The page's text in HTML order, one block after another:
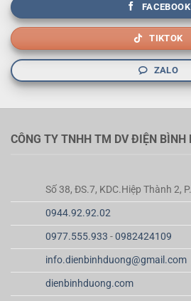
FACEBOOK
TIKTOK
ZALO
CÔNG TY TNHH TM DV ĐIỆN BÌNH
Số 38, ĐS.7, KDC.Hiệp Thành 2,
0944.92.92.02
0977.555.933 -0982424109
info.dienbinhduong@gmail.com
dienbinhduong.com